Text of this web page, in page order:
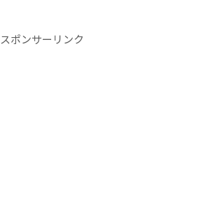
スポンサーリンク